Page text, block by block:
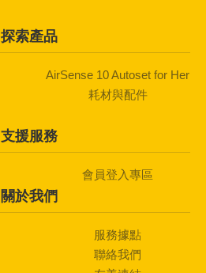
探索產品
AirSense 10 Autoset for Her
耗材與配件
支援服務
會員登入專區
關於我們
服務據點
聯絡我們